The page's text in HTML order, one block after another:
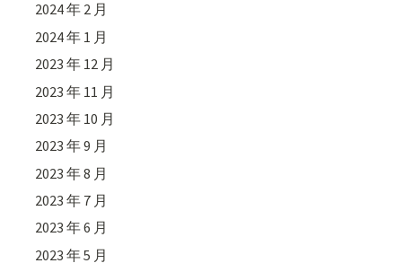
2024 年 2 月
2024 年 1 月
2023 年 12 月
2023 年 11 月
2023 年 10 月
2023 年 9 月
2023 年 8 月
2023 年 7 月
2023 年 6 月
2023 年 5 月